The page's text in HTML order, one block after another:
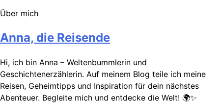
Über mich
Anna, die Reisende
Hi, ich bin Anna – Weltenbummlerin und
Geschichtenerzählerin. Auf meinem Blog teile ich meine
Reisen, Geheimtipps und Inspiration für dein nächstes
Abenteuer. Begleite mich und entdecke die Welt! 🌍✨